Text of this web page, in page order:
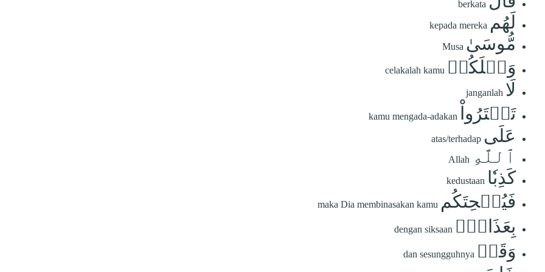
berkata
لَهُم kepada mereka
مُّوسَىٰ Musa
وَيۡلَكُمۡ celakalah kamu
لَا janganlah
تَفۡتَرُواْ kamu mengada-adakan
عَلَى atas/terhadap
ٱللَّهِ Allah
كَذِبٗا kedustaan
فَيُسۡحِتَكُم maka Dia membinasakan kamu
بِعَذَابٖۖ dengan siksaan
وَقَدۡ dan sesungguhnya